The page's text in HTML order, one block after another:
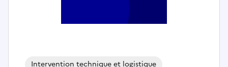
Intervention technique et logistique